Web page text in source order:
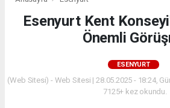
Esenyurt Kent
Önemli
ESENYURT
(Web Sitesi) - Web Sitesi | 28.05.2025 - 18:24,
7125+ kez okundu.